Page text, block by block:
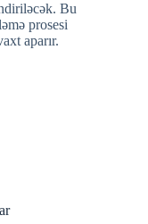
Bu
prosesi
aparır.